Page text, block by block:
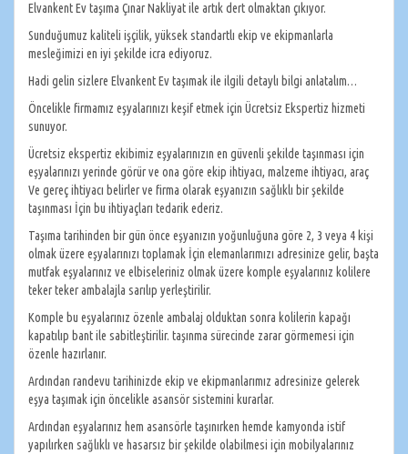
Elvankent Ev taşıma Çınar Nakliyat ile artık dert olmaktan çıkıyor.
Sunduğumuz kaliteli işçilik, yüksek standartlı ekip ve ekipmanlarla
mesleğimizi en iyi şekilde icra ediyoruz.
Hadi gelin sizlere Elvankent Ev taşımak ile ilgili detaylı bilgi anlatalım…
Öncelikle firmamız eşyalarınızı keşif etmek için Ücretsiz Ekspertiz hizmeti
sunuyor.
Ücretsiz ekspertiz ekibimiz eşyalarınızın en güvenli şekilde taşınması için
eşyalarınızı yerinde görür ve ona göre ekip ihtiyacı, malzeme ihtiyacı, araç
Ve gereç ihtiyacı belirler ve firma olarak eşyanızın sağlıklı bir şekilde
taşınması İçin bu ihtiyaçları tedarik ederiz.
Taşıma tarihinden bir gün önce eşyanızın yoğunluğuna göre 2, 3 veya 4 kişi
olmak üzere eşyalarınızı toplamak İçin elemanlarımızı adresinize gelir, başta
mutfak eşyalarınız ve elbiseleriniz olmak üzere komple eşyalarınız kolilere
teker teker ambalajla sarılıp yerleştirilir.
Komple bu eşyalarınız özenle ambalaj olduktan sonra kolilerin kapağı
kapatılıp bant ile sabitleştirilir. taşınma sürecinde zarar görmemesi için
özenle hazırlanır.
Ardından randevu tarihinizde ekip ve ekipmanlarımız adresinize gelerek
eşya taşımak için öncelikle asansör sistemini kurarlar.
Ardından eşyalarınız hem asansörle taşınırken hemde kamyonda istif
yapılırken sağlıklı ve hasarsız bir şekilde olabilmesi için mobilyalarınız